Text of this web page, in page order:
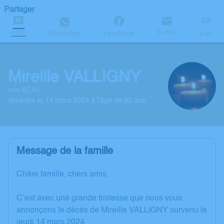
Partager
SMS WhatsApp Facebook E-mail Lien
Mireille VALLIGNY
née BEAU
décédée le 14 mars 2024 à l'âge de 80 ans
Message de la famille
Chère famille, chers amis,
C’est avec une grande tristesse que nous vous
annonçons le décès de Mireille VALLIGNY survenu le